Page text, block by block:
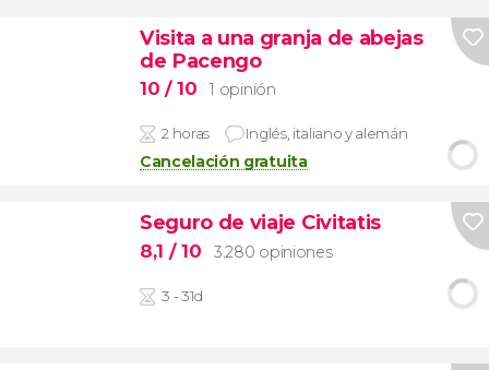
Visita a una granja de abejas
de Pacengo
10 / 10 1 opinión
2 horas Inglés, italiano y alemán
Cancelación gratuita
Seguro de viaje Civitatis
8,1 / 10 3.280 opiniones
3 - 31d